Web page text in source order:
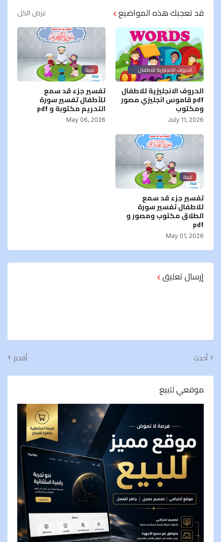
قد تعجبك هذه المواضيع عرض الكل
الحروف الانجليزية للاطفال
PDF
الحروف الانجليزية للاطفال
pdf قاموس انجليزي مصور
ومكتوب
July 11, 2026
تربية
تفسير جزء قد سمع
للأطفال تفسير سورة
التحريم مكتوبة و pdf
May 06, 2026
تربية
تفسير جزء قد سمع
للاطفال تفسير سورة
الطلاق مكتوب ومصور و
pdf
May 01, 2026
إرسال تعليق
أحدث أقدم
موقعي للبيع